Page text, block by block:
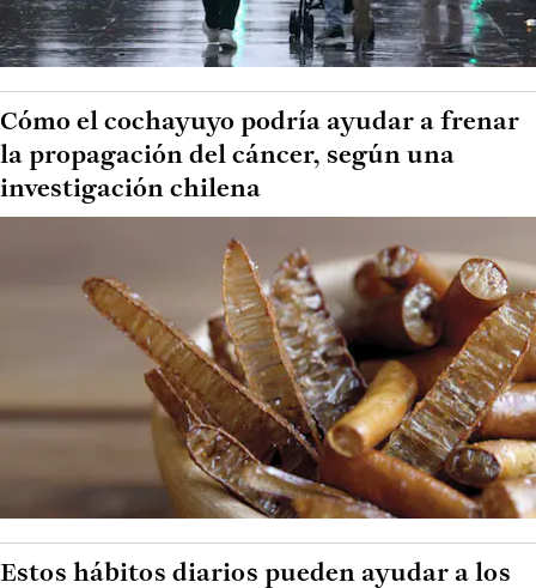
Cómo el cochayuyo podría ayudar a frenar
la propagación del cáncer, según una
investigación chilena
Estos hábitos diarios pueden ayudar a los